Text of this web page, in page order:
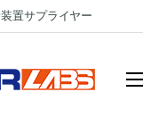
置サプライヤー